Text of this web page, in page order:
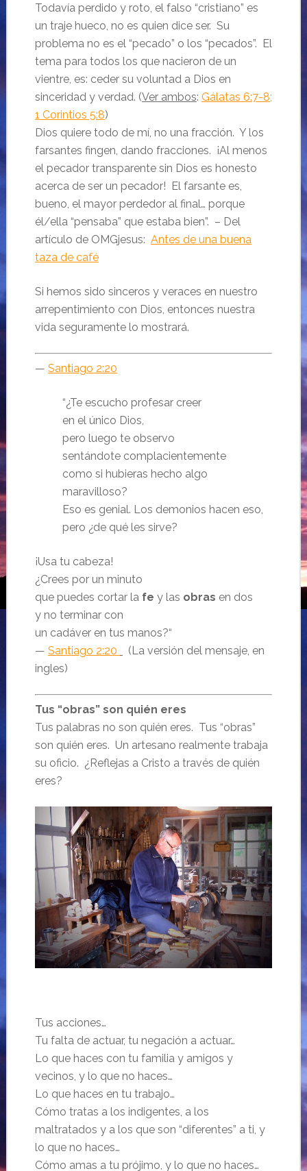
Todavía perdido y roto, el falso “cristiano” es
un traje hueco, no es quien dice ser. Su
problema no es el “pecado” o los “pecados”. El
tema para todos los que nacieron de un
vientre, es: ceder su voluntad a Dios en
sinceridad y verdad. (Ver ambos: Gálatas 6:7-8;
1 Corintios 5:8)
Dios quiere todo de mí, no una fracción. Y los
farsantes fingen, dando fracciones. ¡Al menos
el pecador transparente sin Dios es honesto
acerca de ser un pecador! El farsante es,
bueno, el mayor perdedor al final… porque
él/ella “pensaba” que estaba bien”. – Del
artículo de OMGjesus: Antes de una buena
taza de café
Si hemos sido sinceros y veraces en nuestro
arrepentimiento con Dios, entonces nuestra
vida seguramente lo mostrará.
— Santiago 2:20
“¿Te escucho profesar creer
en el único Dios,
pero luego te observo
sentándote complacientemente
como si hubieras hecho algo
maravilloso?
Eso es genial. Los demonios hacen eso,
pero ¿de qué les sirve?
¡Usa tu cabeza!
¿Crees por un minuto
que puedes cortar la fe y las obras en dos
y no terminar con
un cadáver en tus manos?“
— Santiago 2:20
(La versión del mensaje, en
ingles)
Tus “obras” son quién eres
Tus palabras no son quién eres. Tus “obras”
son quién eres. Un artesano realmente trabaja
su oficio. ¿Reflejas a Cristo a través de quién
eres?
Tus acciones…
Tu falta de actuar, tu negación a actuar…
Lo que haces con tu familia y amigos y
vecinos, y lo que no haces…
Lo que haces en tu trabajo…
Cómo tratas a los indigentes, a los
maltratados y a los que son “diferentes” a ti, y
lo que no haces…
Cómo amas a tu prójimo, y lo que no haces…